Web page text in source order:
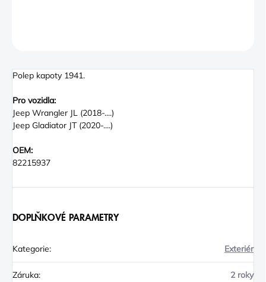
Polep kapoty 1941.
Pro vozidla:
Jeep Wrangler JL (2018-....)
Jeep Gladiator JT (2020-....)
OEM:
82215937
DOPLŇKOVÉ PARAMETRY
Kategorie: Exteriér
Záruka: 2 roky